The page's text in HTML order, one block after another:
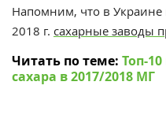
Напомним, что в Украине
2018 г. сахарные заводы
Читать по теме: Топ-
сахара в 2017/2018 МГ